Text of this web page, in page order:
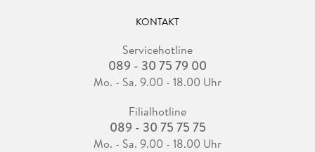
KONTAKT
Servicehotline
089 - 30 75 79 00
Mo. - Sa. 9.00 - 18.00 Uhr
Filialhotline
089 - 30 75 75 75
Mo. - Sa. 9.00 - 18.00 Uhr